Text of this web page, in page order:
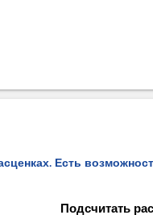
Есть
Подсчитать